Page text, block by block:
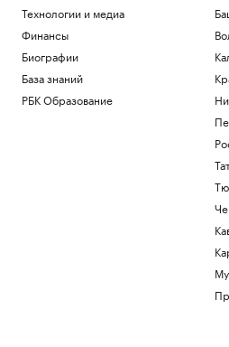
Ливии произошла утечка
Политика
Сенат утвердил личного адвоката
Трампа генпрокурором США
Политика
Число погибших при стрельбе в
Турцией прохода судов в Черном
Технологии и медиа
Финансы
Биографии
База знаний
РБК Образование